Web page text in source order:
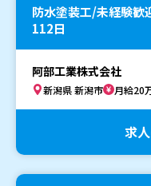
防水塗装工/未経験歓
112日
阿部工業株式会社
新潟県 新潟市 月給20
求